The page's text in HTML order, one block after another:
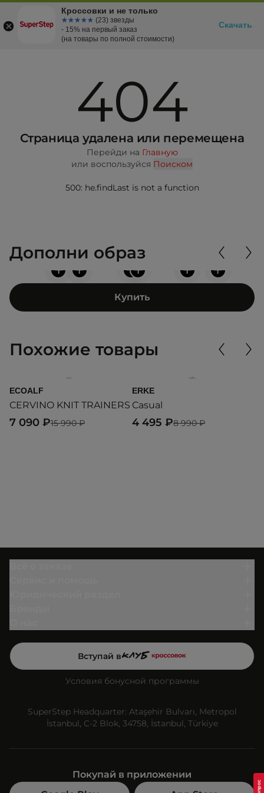
404
Страница удалена или перемещена
Перейди на Главную
или воспользуйся Поиском
500: he.findLast is not a function
Дополни образ
+
+
+ + +
+
Купить
Похожие товары
ECOALF
CERVINO KNIT TRAINERS
15 990 ₽
7 090 ₽
ERKE
Casual
8 990 ₽
4 495 ₽
Вступай в
Условия бонусной программы
SuperStep Headquarter: Ataşehir Bulvarı, Metropol
İstanbul, C-2 Blok, 34758, İstanbul, Türkiye
Покупай в приложении
Кроссовки и не только
☆☆☆☆☆
★★★★★ (23) звезды
- 15% на первый заказ
(на товары по полной стоимости)
Скачать